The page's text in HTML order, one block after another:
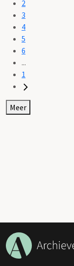
2
3
4
5
6
...
1
Meer